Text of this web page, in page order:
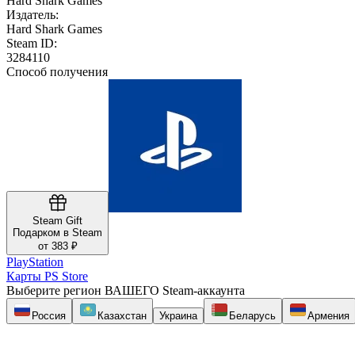
Издатель:
Hard Shark Games
Steam ID:
3284110
Способ получения
Steam Gift
Подарком в Steam
от 383 ₽
PlayStation
Карты PS Store
Выберите регион ВАШЕГО Steam-аккаунта
Россия Казахстан Украина Беларусь Армения